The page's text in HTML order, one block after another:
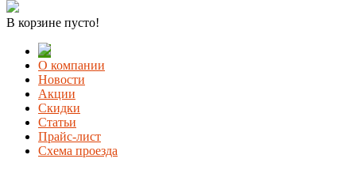
В корзине пусто!
О компании
Новости
Акции
Скидки
Статьи
Прайс-лист
Схема проезда